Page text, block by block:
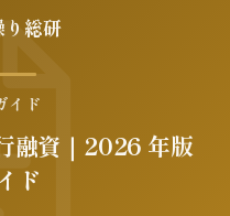
り総研
イド
融資｜2026 年版
ド